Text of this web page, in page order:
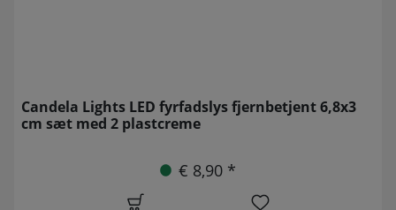
Candela Lights LED fyrfadslys fjernbetjent 6,8x3
cm sæt med 2 plastcreme
€ 8,90 *